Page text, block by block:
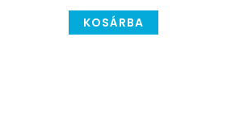
KOSÁRBA